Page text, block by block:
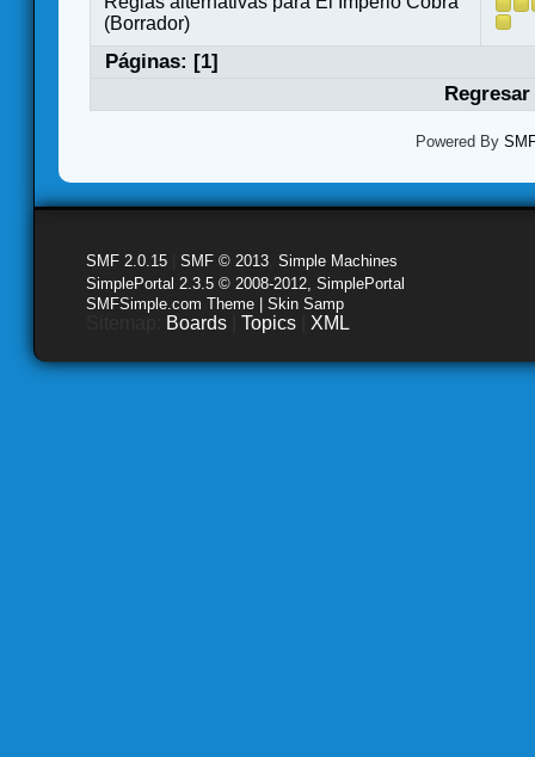
(Borrador)
Páginas: [1]
Powered By
SMF 2.0.15 SMF © 2013 Simple Machines
SimplePortal 2.3.5 © 2008-2012, SimplePortal
SMFSimple.com Theme | Skin Samp
Boards Topics XML